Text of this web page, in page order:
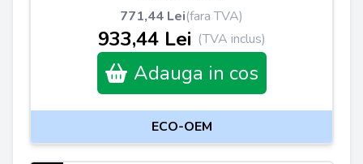
771,44 Lei(fara TVA)
933,44 Lei (TVA inclus)
Adauga in cos
ECO-OEM